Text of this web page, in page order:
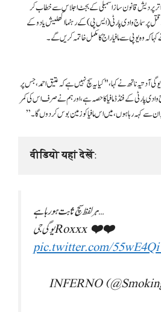
اتر پردیش قانون ساز اسمبلی کے بجٹ اجلاس سے خطاب کر
پر سماج وادی پارٹی (ایس پی) کے رہنما اکھلیش یادو کے
وہ یوپی سے مافیا راج کا مکمل خاتمہ کریں گے۔
آدتیہ ناتھ نے کہا، "کیا یہ سچ نہیں ہے کہ عتیق احمد، جس پر
وادی پارٹی کے فنڈڈ مافیا کا حصہ ہے، اور ہم نے صرف اس کی کمر
سے کہہ رہا ہوں، میں اس مافیا کو زمین بوس کر دوں گا۔”
वीडियो यहां देखें:
ہر لفظ سچ ثابت ہو رہا ہے…
یوگی جی Roxxx ❤️❤️
pic.twitter.com/